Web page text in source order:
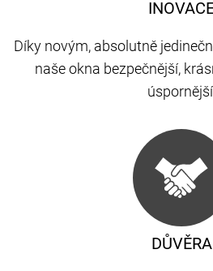
DŮVĚRA
Díky novým, absolutně
naše okna bezpečnější,